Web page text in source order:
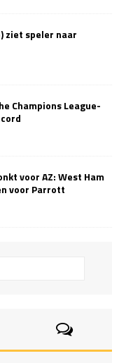
ziet speler naar
Champions League-
voor AZ: West Ham
voor Parrott